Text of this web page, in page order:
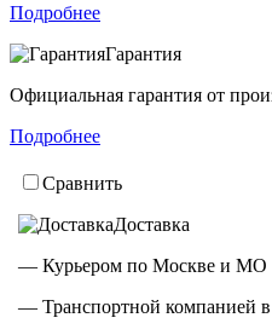
Подробнее
Гарантия
Официальная гарантия от
Подробнее
Сравнить
Доставка
— Курьером по Москве и МО
— Транспортной компанией